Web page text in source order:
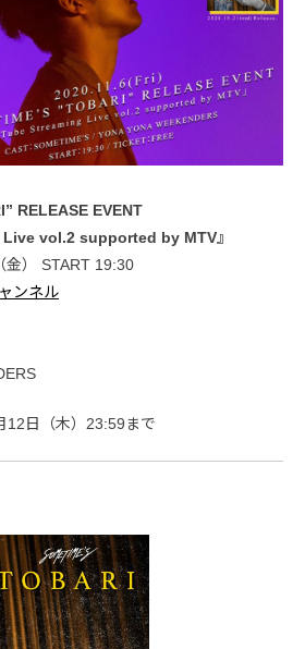
RELEASE EVENT
Live vol.2 supported by MTV』
金） START 19:30
ンネル
日（木）23:59まで